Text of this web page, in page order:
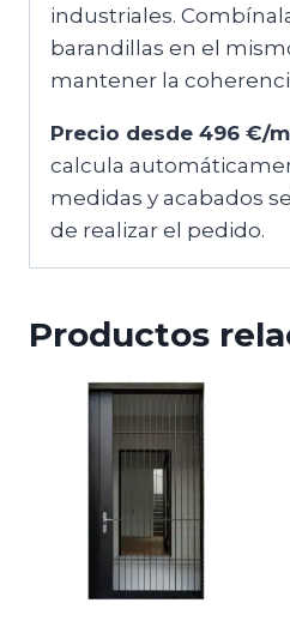
industriales.
barandillas en el
mantener la
Precio desde 496 €/
calcula
medidas y acabados
de realizar el pedido.
Productos